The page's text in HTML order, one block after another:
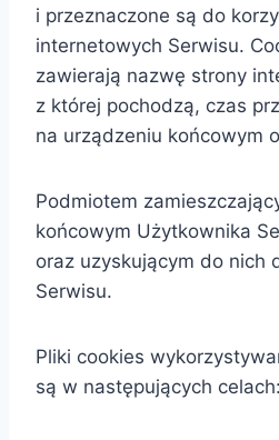
i przeznaczone są do
internetowych Serwisu.
zawierają nazwę strony
z której pochodzą, czas
na urządzeniu końcowym
Podmiotem
końcowym Użytkownika
oraz uzyskującym do nich
Serwisu.
Pliki cookies
są w następujących celach: